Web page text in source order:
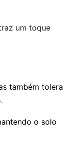
um toque
também tolera
o solo